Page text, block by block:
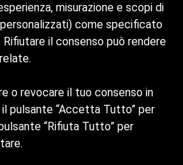
sui nostri social
Instagram
misurazione e scopi di
come specificato
Rifiutare il consenso può rendere
o revocare il tuo consenso in
pulsante “Accetta Tutto” per
“Rifiuta Tutto” per